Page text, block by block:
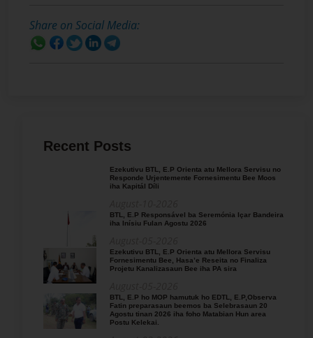
Share on Social Media:
Recent Posts
Ezekutivu BTL, E.P Orienta atu Mellora Servisu no
Responde Urjentemente Fornesimentu Bee Moos
iha Kapitál Díli
BTL, E.P Responsável ba Seremónia Içar Bandeira
iha Inísiu Fulan Agostu 2026
Ezekutivu BTL, E.P Orienta atu Mellora Servisu
Fornesimentu Bee, Hasa’e Reseita no Finaliza
Projetu Kanalizasaun Bee iha PA sira
BTL, E.P ho MOP hamutuk ho EDTL, E.P,Observa
Fatin preparasaun beemos ba Selebrasaun 20
Agostu tinan 2026 iha foho Matabian Hun area
Postu Kelekai.